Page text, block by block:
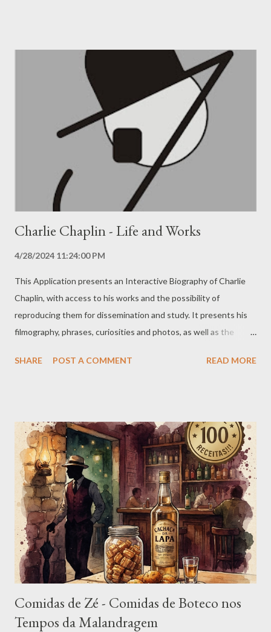
attempts to extract the source code of the Application,
translate the Application into other languages, or create
derivative versions are not permitted. All trademarks,
copyrights, database rights, and other intellectual property
rights related to the Application remain the property of the
Service Provider. The Service Provider is dedicated to ensuring
that the Application is as beneficial and efficient ...
Charlie Chaplin - Life and Works
4/28/2024 11:24:00 PM
This Application presents an Interactive Biography of Charlie
Chaplin, with access to his works and the possibility of
reproducing them for dissemination and study. It presents his
filmography, phrases, curiosities and photos, as well as the
text reader. There are no ads. Attention: Internet access is
SHARE POST A COMMENT READ MORE
Comidas de Zé - Comidas de Boteco nos
Tempos da Malandragem